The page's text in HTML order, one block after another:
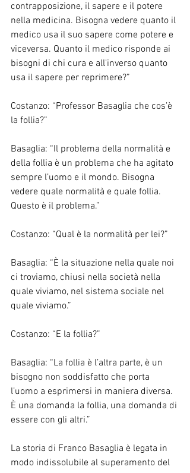
contrapposizione, il sapere e il potere
nella medicina. Bisogna vedere quanto il
medico usa il suo sapere come potere e
viceversa. Quanto il medico risponde ai
bisogni di chi cura e all'inverso quanto
usa il sapere per reprimere?”
Costanzo: “Professor Basaglia che cos’è
la follia?”
Basaglia: “Il problema della normalità e
della follia è un problema che ha agitato
sempre l’uomo e il mondo. Bisogna
vedere quale normalità e quale follia.
Questo è il problema.”
Costanzo: “Qual è la normalità per lei?”
Basaglia: “È la situazione nella quale noi
ci troviamo, chiusi nella società nella
quale viviamo, nel sistema sociale nel
quale viviamo.”
Costanzo: “E la follia?”
Basaglia: “La follia è l’altra parte, è un
bisogno non soddisfatto che porta
l’uomo a esprimersi in maniera diversa.
È una domanda la follia, una domanda di
essere con gli altri.”
La storia di Franco Basaglia è legata in
modo indissolubile al superamento del